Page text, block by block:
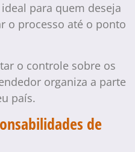
para quem deseja
o processo até o ponto
o controle sobre os
organiza a parte
país.
de